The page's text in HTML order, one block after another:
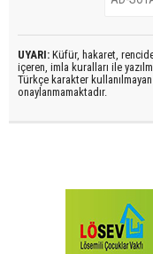
UYARI: Küfür, hakaret,
içeren, imla kuralları ile
Türkçe karakter
onaylanmamaktadır.